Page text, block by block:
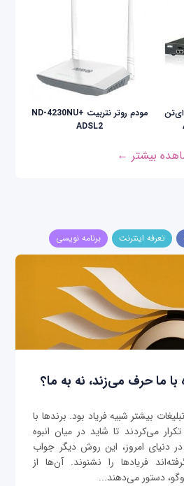
۸ پورت ای‌تن
مودم روتر نتربیت +ND-4230NU
ADSL2
بیشتر ←
تعرفه اینترنت برنامه نویسی
با ما حرف می‌زند، نه به ما؟
بیشتر شبیه فریاد بود. برندها با
می‌کردند تا شاید در میان انبوه
دنیای امروز، این روش دیگر جواب
فریادها را نشنوند. آن‌ها از
دستور می‌دهند...